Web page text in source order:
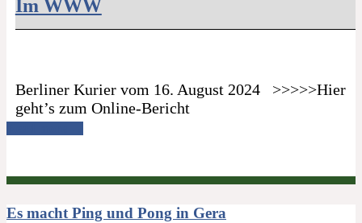
Im WWW
Berliner Kurier vom 16. August 2024 >>>>>Hier
geht’s zum Online-Bericht
Es macht Ping und Pong in Gera